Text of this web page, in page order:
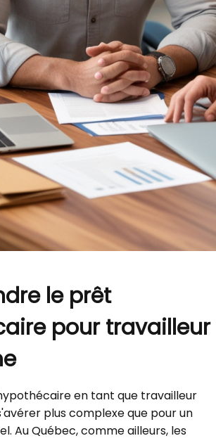
le prêt
pour travailleur
en tant que travailleur
plus complexe que pour un
Au Québec, comme ailleurs, les